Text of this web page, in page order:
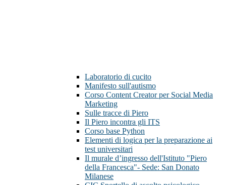
Laboratorio di cucito
Manifesto sull'autismo
Corso Content Creator per Social Media
Marketing
Sulle tracce di Piero
Il Piero incontra gli ITS
Corso base Python
Elementi di logica per la preparazione ai
test universitari
Il murale d’ingresso dell'Istituto "Piero
della Francesca"- Sede: San Donato
Milanese